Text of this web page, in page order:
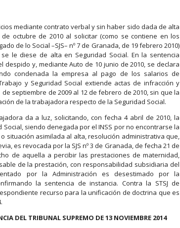
mediante contrato verbal y sin haber sido dada de alta
octubre de 2010 al solicitar (como se contiene en los
de lo Social –SJS– nº 7 de Granada, de 19 febrero 2010)
le diese de alta en Seguridad Social. En la sentencia
y, mediante Auto de 10 junio de 2010, se declara
condenada la empresa al pago de los salarios de
y Seguridad Social extiende actas de infracción y
septiembre de 2009 al 12 de febrero de 2010, sin que la
de la trabajadora respecto de la Seguridad Social.
da a luz, solicitando, con fecha 4 abril de 2010, la
siendo denegada por el INSS por no encontrarse la
situación asimilada al alta, resolución administrativa que,
es revocada por la SJS nº 3 de Granada, de fecha 21 de
de aquella a percibir las prestaciones de maternidad,
de la prestación, con responsabilidad subsidiaria del
por la Administración es desestimado por la
la sentencia de instancia. Contra la STSJ de
recurso para la unificación de doctrina que es
DEL TRIBUNAL SUPREMO DE 13 NOVIEMBRE 2014